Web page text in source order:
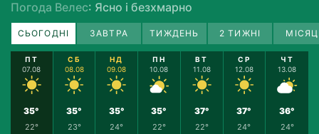
Погода Велес: Ясно і безхмарно
СЬОГОДНІ ЗАВТРА ТИЖДЕНЬ 2 ТИЖНІ
ПТ
07.08
35°
22°
СБ
08.08
35°
23°
НД
09.08
35°
24°
ПН
10.08
35°
22°
ВТ
11.08
37°
22°
СР
12.08
37°
24°
ЧТ
13.08
36°
24°